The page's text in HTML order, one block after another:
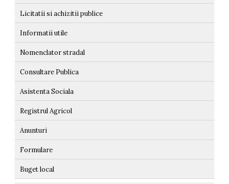
Licitatii si achizitii publice
Informatii utile
Nomenclator stradal
Consultare Publica
Asistenta Sociala
Registrul Agricol
Anunturi
Formulare
Buget local